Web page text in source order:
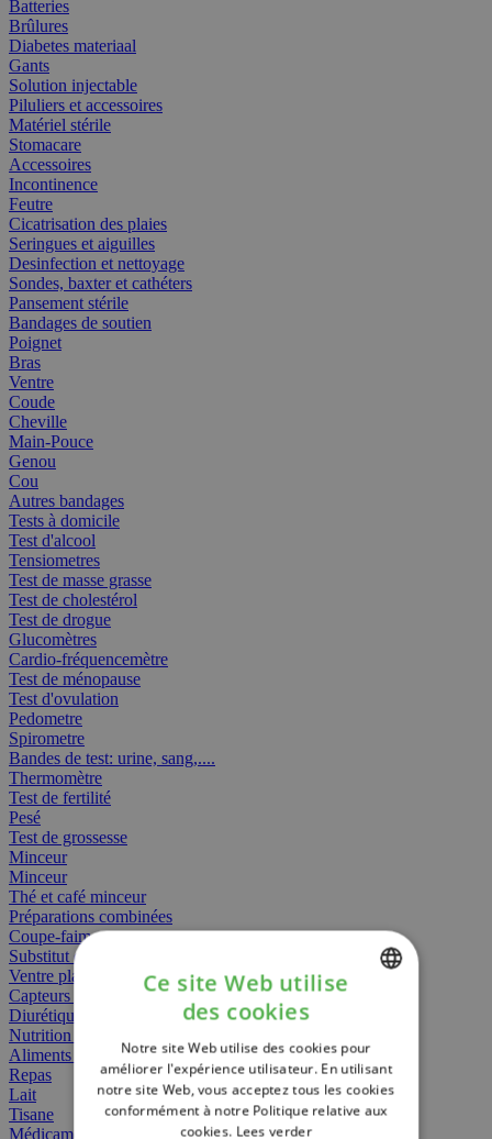
Batteries
Brûlures
Diabetes materiaal
Gants
Solution injectable
Piluliers et accessoires
Matériel stérile
Stomacare
Accessoires
Incontinence
Feutre
Cicatrisation des plaies
Seringues et aiguilles
Desinfection et nettoyage
Sondes, baxter et cathéters
Pansement stérile
Bandages de soutien
Poignet
Bras
Ventre
Coude
Cheville
Main-Pouce
Genou
Cou
Autres bandages
Tests à domicile
Test d'alcool
Tensiometres
Test de masse grasse
Test de cholestérol
Test de drogue
Glucomètres
Cardio-fréquencemètre
Test de ménopause
Test d'ovulation
Pedometre
Spirometre
Bandes de test: urine, sang,....
Thermomètre
Test de fertilité
Pesé
Test de grossesse
Minceur
Minceur
Thé et café minceur
Préparations combinées
Coupe-faim
Substitut de repas
Ventre plat
Capteurs gras
Diurétiques
Nutrition spécifique
Aliments Bébé
Repas
Lait
Tisane
Médicament
FRENCH
ENGLISH
Ce site Web utilise
des cookies
Notre site Web utilise des cookies pour
améliorer l'expérience utilisateur. En utilisant
notre site Web, vous acceptez tous les cookies
conformément à notre Politique relative aux
cookies. Lees verder